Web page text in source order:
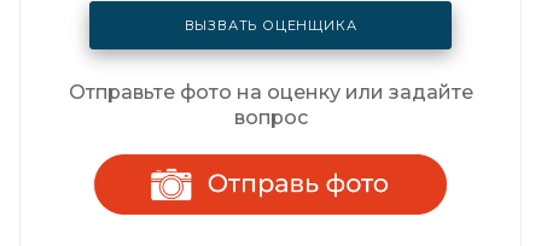
ВЫЗВАТЬ ОЦЕНЩИКА
Отправьте фото на оценку или задайте
вопрос